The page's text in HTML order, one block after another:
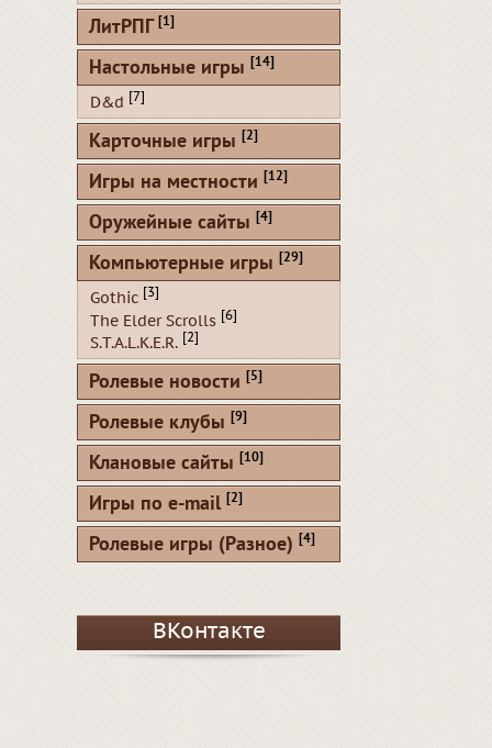
ЛитРПГ [1]
Настольные игры [14]
D&d [7]
Карточные игры [2]
Игры на местности [12]
Оружейные сайты [4]
Компьютерные игры [29]
Gothic [3]
The Elder Scrolls [6]
S.T.A.L.K.E.R. [2]
Ролевые новости [5]
Ролевые клубы [9]
Клановые сайты [10]
Игры по e-mail [2]
Ролевые игры (Разное) [4]
ВКонтакте